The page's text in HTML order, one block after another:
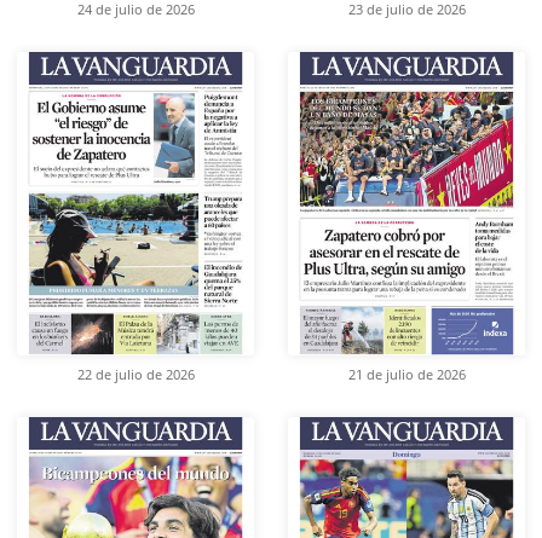
24 de julio de 2026 23 de julio de 2026
22 de julio de 2026 21 de julio de 2026